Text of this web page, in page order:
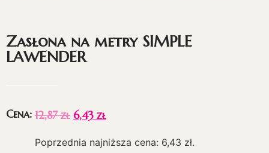
Zasłona na metry SIMPLE
LAWENDER
Cena: 12,87zł 6,43 zł
Poprzednia najniższa cena: 6,43 zł.